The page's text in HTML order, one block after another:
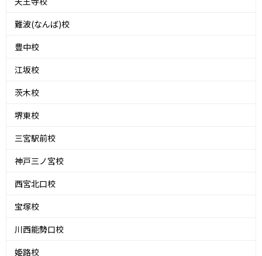
難波(なんば)校
豊中校
江坂校
茨木校
堺東校
三宮駅前校
神戸三ノ宮校
西宮北口校
宝塚校
川西能勢口校
姫路校